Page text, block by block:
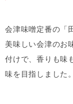
会津味噌定番の「
美味しい会津のお
付けで、香りも味
味を目指しました。